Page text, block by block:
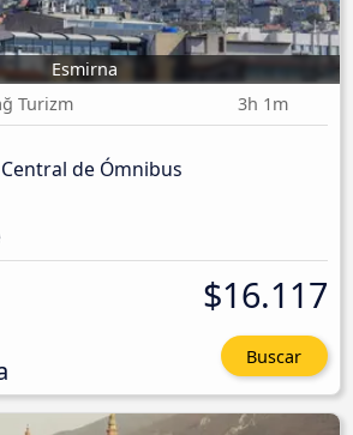
Esmirna
Turizm
3h 1m
de Ómnibus
$16.117
Buscar